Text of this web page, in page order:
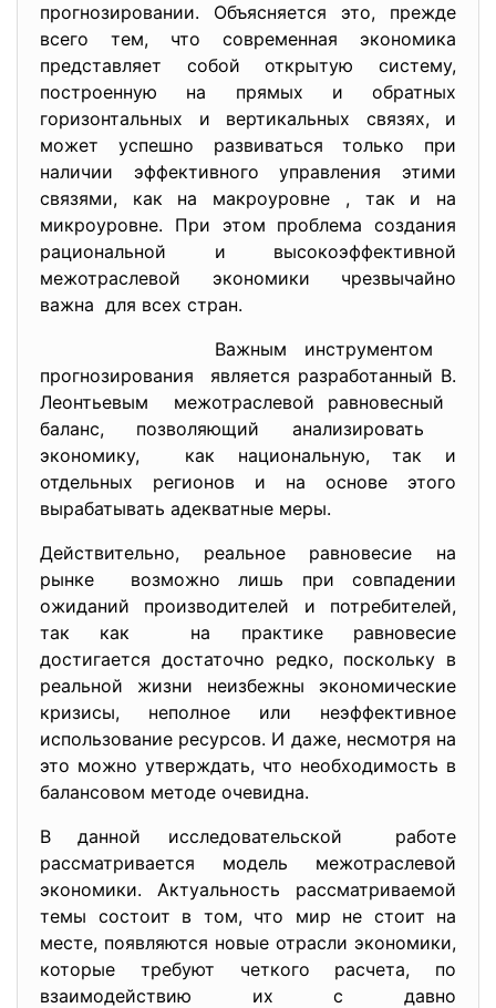
прогнозировании. Объясняется это, прежде
всего тем, что современная экономика
представляет собой открытую систему,
построенную на прямых и обратных
горизонтальных и вертикальных связях, и
может успешно развиваться только при
наличии эффективного управления этими
связями, как на макроуровне , так и на
микроуровне. При этом проблема создания
рациональной и высокоэффективной
межотраслевой экономики чрезвычайно
важна для всех стран.
Важным инструментом
прогнозирования является разработанный В.
Леонтьевым межотраслевой равновесный
баланс, позволяющий анализировать
экономику, как национальную, так и
отдельных регионов и на основе этого
вырабатывать адекватные меры.
Действительно, реальное равновесие на
рынке возможно лишь при совпадении
ожиданий производителей и потребителей,
так как на практике равновесие
достигается достаточно редко, поскольку в
реальной жизни неизбежны экономические
кризисы, неполное или неэффективное
использование ресурсов. И даже, несмотря на
это можно утверждать, что необходимость в
балансовом методе очевидна.
В данной исследовательской работе
рассматривается модель межотраслевой
экономики. Актуальность рассматриваемой
темы состоит в том, что мир не стоит на
месте, появляются новые отрасли экономики,
которые требуют четкого расчета, по
взаимодействию их с давно